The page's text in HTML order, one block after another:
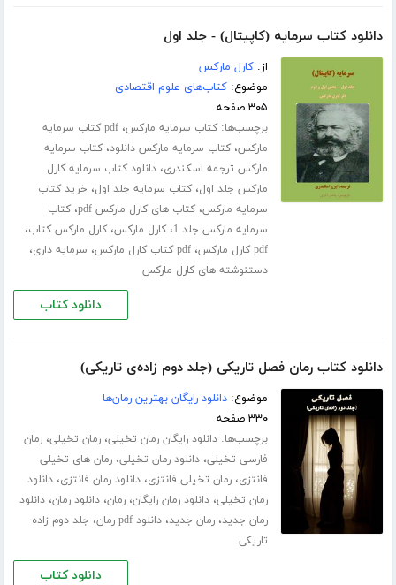
دانلود کتاب سرمایه (کاپیتال) - جلد اول
از:کارل مارکس
موضوع:کتاب‌های علوم اقتصادی
۳۰۵ صفحه
برچسب‌ها:کتاب سرمایه مارکس،
pdf کتاب سرمایه
مارکس،کتاب سرمایه مارکس دانلود،کتاب سرمایه
مارکس ترجمه اسکندری،دانلود کتاب سرمایه کارل
مارکس جلد اول،کتاب سرمایه جلد اول، خرید کتاب
سرمایه مارکس،کتاب های کارل مارکس pdf ،کتاب
سرمایه مارکس جلد 1
،کارل مارکس،کارل مارکس کتاب،
pdf کارل مارکس ،pdf کتاب کارل مارکس ، سرمایه داری،
دستنوشته های کارل مارکس
دانلود کتاب
دانلود کتاب رمان فصل تاریکی (جلد دوم زاده‌ی تاریکی)
موضوع:دانلود رایگان بهترین رمان‌ها
۳۳۰ صفحه
برچسب‌ها:دانلود رایگان رمان تخیلی،رمان تخیلی،رمان
فارسی تخیلی،دانلود رمان تخیلی،رمان های تخیلی
فانتزی،رمان تخیلی فانتزی،دانلود رمان فانتزی،دانلود
رمان تخیلی،دانلود رمان رایگان،رمان،دانلود رمان،دانلود
رمان جدید،رمان جدید،دانلود pdf رمان ، جلد دوم زاده
تاریکی
دانلود کتاب